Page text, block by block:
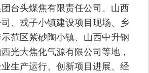
台头煤焦有限责任公司、山西
、戎子小镇建设项目现场、乡
范区紫砂陶小镇、山西中升钢
光大焦化气源有限公司等地，
生产运行、创新项目进展、经